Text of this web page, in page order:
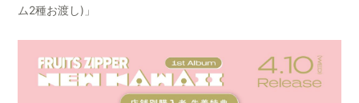
ム2種お渡し)」